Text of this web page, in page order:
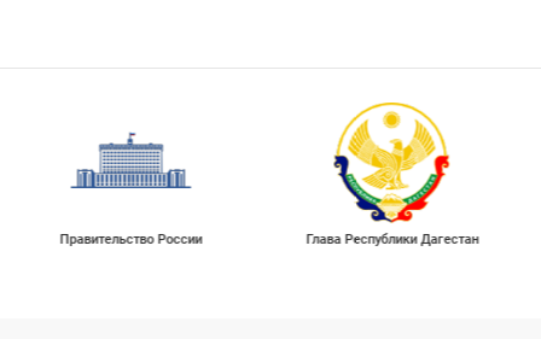
Правительство России Глава Республики Дагестан